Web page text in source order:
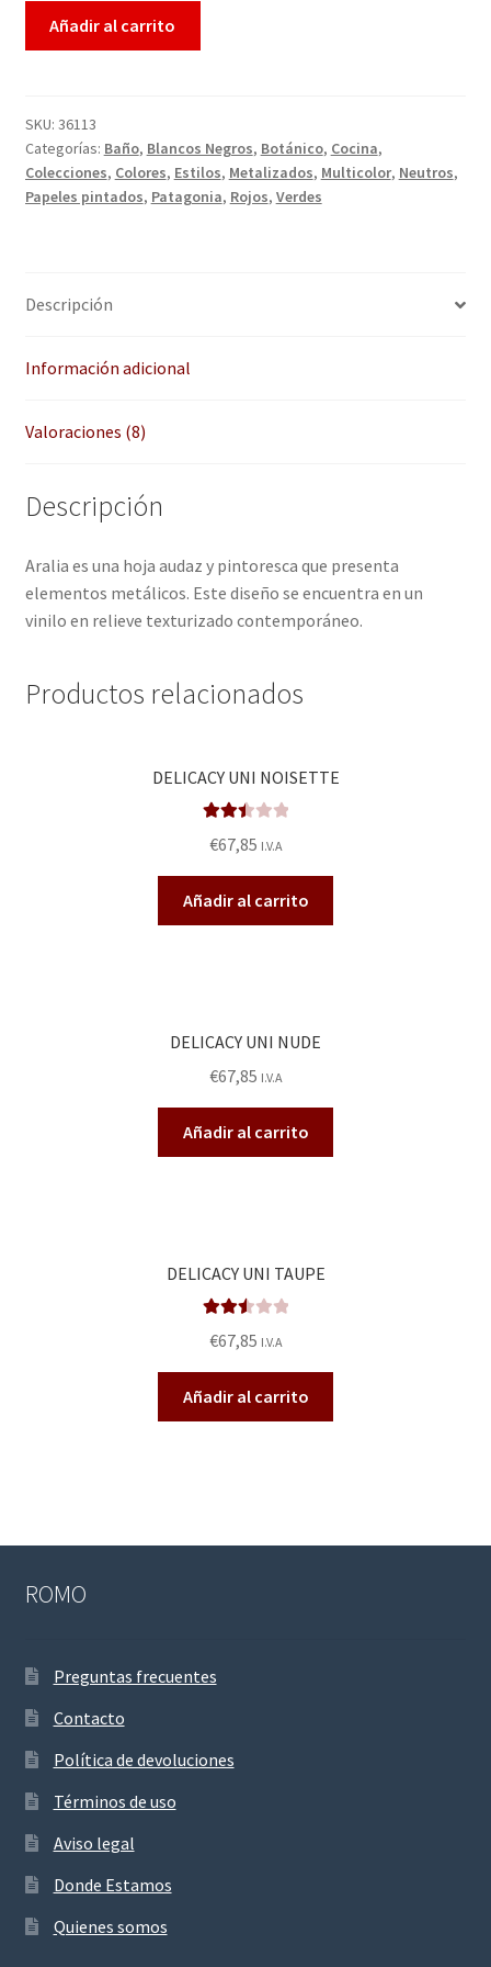
Términos de uso
Tienda
clientes
Añadir al carrito
SKU: 36113
Categorías: Baño, Blancos Negros, Botánico, Cocina,
Colecciones, Colores, Estilos, Metalizados, Multicolor, Neutros,
Papeles pintados, Patagonia, Rojos, Verdes
Descripción
Información adicional
Valoraciones (8)
Descripción
Aralia es una hoja audaz y pintoresca que presenta
elementos metálicos. Este diseño se encuentra en un
vinilo en relieve texturizado contemporáneo.
Productos relacionados
DELICACY UNI NOISETTE
do en
2.47
de 5
€67,85 I.V.A
Añadir al carrito
DELICACY UNI NUDE
€67,85 I.V.A
Añadir al carrito
DELICACY UNI TAUPE
do en
2.57
de 5
€67,85 I.V.A
Añadir al carrito
ROMO
Preguntas frecuentes
Contacto
Política de devoluciones
Términos de uso
Aviso legal
Donde Estamos
Quienes somos